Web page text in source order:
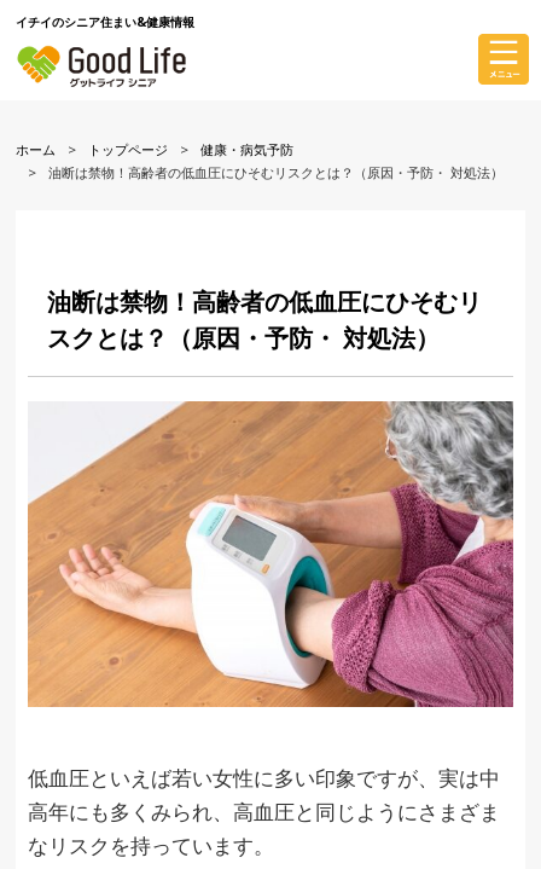
イチイのシニア住まい&健康情報
ホーム トップページ
健康・病気予防
油断は禁物！高齢者の低血圧にひそむリスクとは？（原因・予防・ 対処法）
油断は禁物！高齢者の低血圧にひそむリ
スクとは？（原因・予防・ 対処法）
低血圧といえば若い女性に多い印象ですが、実は中
高年にも多くみられ、高血圧と同じようにさまざま
なリスクを持っています。